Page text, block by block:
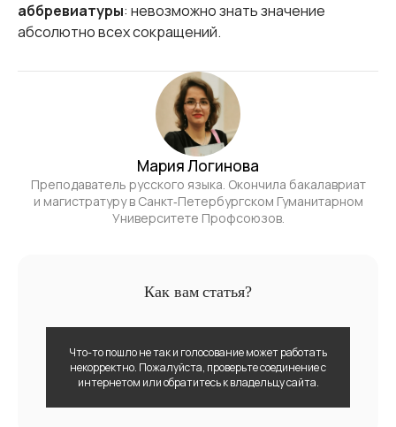
аббревиатуры: невозможно знать значение
абсолютно всех сокращений.
Мария Логинова
Преподаватель русского языка. Окончила бакалавриат
и магистратуру в Санкт‑Петербургском Гуманитарном
Университете Профсоюзов.
Как вам статья?
Что-то пошло не так и голосование может работать
некорректно. Пожалуйста, проверьте соединение с
интернетом или обратитесь к владельцу сайта.